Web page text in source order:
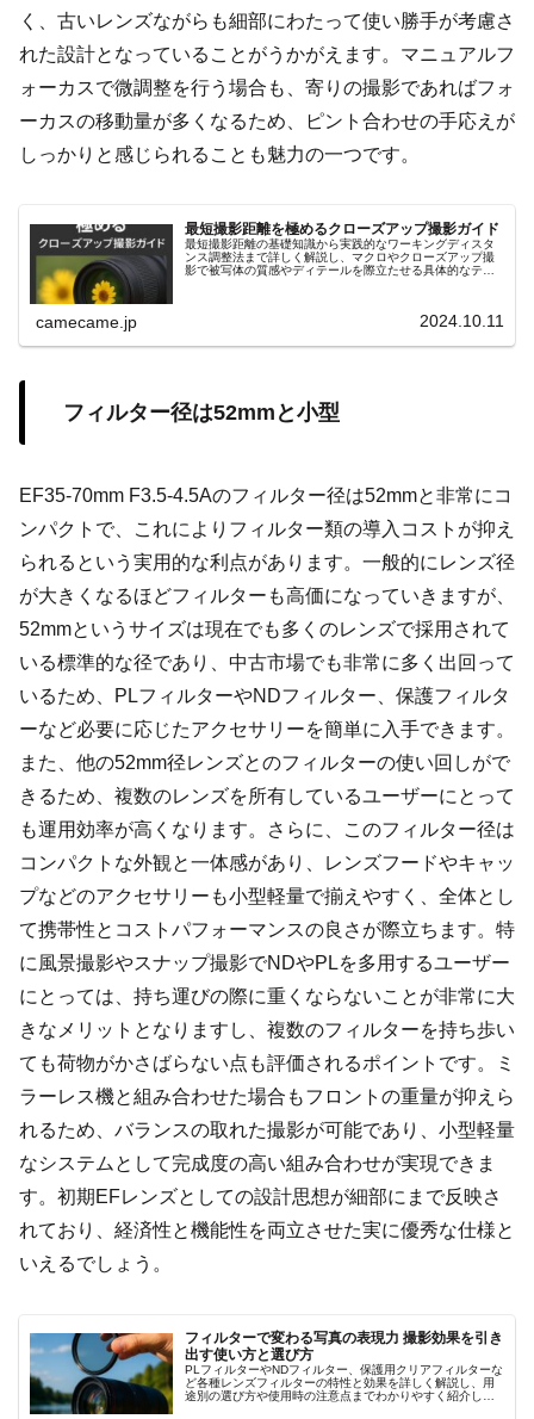
く、古いレンズながらも細部にわたって使い勝手が考慮さ
れた設計となっていることがうかがえます。マニュアルフ
ォーカスで微調整を行う場合も、寄りの撮影であればフォ
ーカスの移動量が多くなるため、ピント合わせの手応えが
しっかりと感じられることも魅力の一つです。
最短撮影距離を極めるクローズアップ撮影ガイド
最短撮影距離の基礎知識から実践的なワーキングディスタ
ンス調整法まで詳しく解説し、マクロやクローズアップ撮
影で被写体の質感やディテールを際立たせる具体的なテク
camecame.jp 2024.10.11
フィルター径は52mmと小型
EF35-70mm F3.5-4.5Aのフィルター径は52mmと非常にコ
ンパクトで、これによりフィルター類の導入コストが抑え
られるという実用的な利点があります。一般的にレンズ径
が大きくなるほどフィルターも高価になっていきますが、
52mmというサイズは現在でも多くのレンズで採用されて
いる標準的な径であり、中古市場でも非常に多く出回って
いるため、PLフィルターやNDフィルター、保護フィルタ
ーなど必要に応じたアクセサリーを簡単に入手できます。
また、他の52mm径レンズとのフィルターの使い回しがで
きるため、複数のレンズを所有しているユーザーにとって
も運用効率が高くなります。さらに、このフィルター径は
コンパクトな外観と一体感があり、レンズフードやキャッ
プなどのアクセサリーも小型軽量で揃えやすく、全体とし
て携帯性とコストパフォーマンスの良さが際立ちます。特
に風景撮影やスナップ撮影でNDやPLを多用するユーザー
にとっては、持ち運びの際に重くならないことが非常に大
きなメリットとなりますし、複数のフィルターを持ち歩い
ても荷物がかさばらない点も評価されるポイントです。ミ
ラーレス機と組み合わせた場合もフロントの重量が抑えら
れるため、バランスの取れた撮影が可能であり、小型軽量
なシステムとして完成度の高い組み合わせが実現できま
す。初期EFレンズとしての設計思想が細部にまで反映さ
れており、経済性と機能性を両立させた実に優秀な仕様と
いえるでしょう。
フィルターで変わる写真の表現力 撮影効果を引き
出す使い方と選び方
PLフィルターやNDフィルター、保護用クリアフィルターな
ど各種レンズフィルターの特性と効果を詳しく解説し、用
途別の選び方や使用時の注意点までわかりやすく紹介しま